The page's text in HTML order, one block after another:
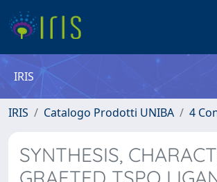
IRIS
IRIS Catalogo Prodotti UNIBA 4
SYNTHESIS,